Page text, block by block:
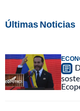
Últimas Noticias